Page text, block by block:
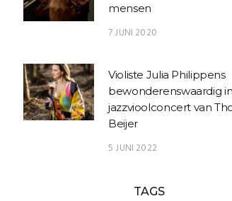
mensen
7 JUNI 2020
Violiste Julia Philippens
bewonderenswaardig
jazzvioolconcert van
Beijer
5 JUNI 2022
TAGS